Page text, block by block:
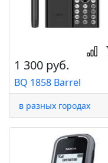
1 300 руб.
BQ 1858 Barrel
в разных городах